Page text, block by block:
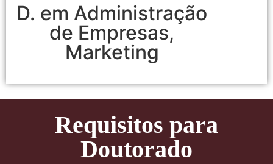
D. em Administração
de Empresas,
Marketing
Requisitos para
Doutorado